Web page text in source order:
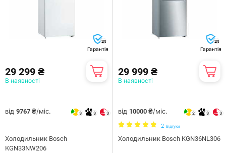
24
Гарантія
29 299 ₴
В наявності
від 9767 ₴/міс. 3 3 3
Холодильник Bosch
KGN33NW206
24
Гарантія
29 999 ₴
В наявності
від 10000 ₴/міс. 2 3 3
2 Відгуки
Холодильник Bosch KGN36NL306